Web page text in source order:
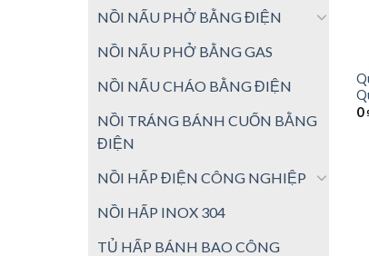
NỒI NẤU PHỞ BẰNG ĐIỆN
NỒI NẤU PHỞ BẰNG GAS
NỒI NẤU CHÁO BẰNG ĐIỆN
NỒI TRÁNG BÁNH CUỐN BẰNG
ĐIỆN
NỒI HẤP ĐIỆN CÔNG NGHIỆP
NỒI HẤP INOX 304
TỦ HẤP BÁNH BAO CÔNG
0